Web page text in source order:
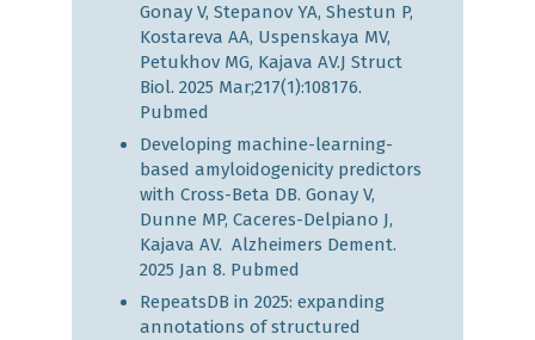
Gonay V, Stepanov YA, Shestun P,
Kostareva AA, Uspenskaya MV,
Petukhov MG, Kajava AV.J Struct
Biol. 2025 Mar;217(1):108176.
Pubmed
Developing machine-learning-
based amyloidogenicity predictors
with Cross-Beta DB. Gonay V,
Dunne MP, Caceres-Delpiano J,
Kajava AV. Alzheimers Dement.
2025 Jan 8. Pubmed
RepeatsDB in 2025: expanding
annotations of structured